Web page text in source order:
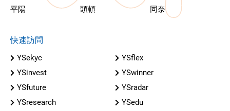
平陽
頭頓 同奈
快速訪問
YSekyc
YSflex
YSinvest
YSwinner
YSfuture
YSradar
YSresearch
YSedu